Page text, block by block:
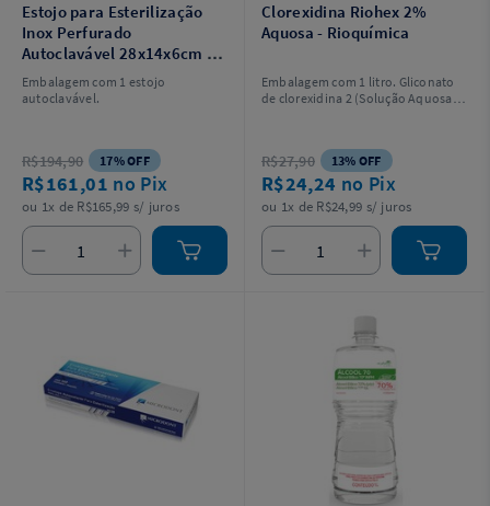
Estojo para Esterilização
Inox Perfurado
Autoclavável 28x14x6cm -
Golgran GG
Embalagem com 1 estojo
autoclavável.
R$194,90 17% OFF
R$161,01 no Pix
ou 1x de R$165,99 s/ juros
Clorexidina Riohex 2%
Aquosa - Rioquímica
Embalagem com 1 litro. Gliconato
de clorexidina 2 (Solução Aquosa).
107/2016. AFE Nº 1.01.520-1. SE
PERSISTIREM OS SINTOMAS, O
MÉDICO DEVERÁ SER CONSULTADO
É UM MEDICAMENTO. SEU USO
PODE TRAZER RISCOS. PROCURE O
MÉDICO E O FARMACÊUTICO. LEIA A
BULA
R$27,90 13% OFF
R$24,24 no Pix
ou 1x de R$24,99 s/ juros